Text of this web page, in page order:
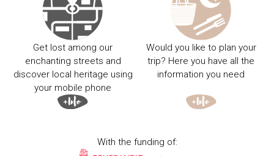
Get lost among our
enchanting streets and
discover local heritage using
your mobile phone
Would you like to plan your
trip? Here you have all the
information you need
With the funding of: